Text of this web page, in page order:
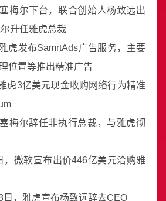
尔下台，联合创始人杨致远出
升任雅虎总裁
发布SamrtAds广告服务，主要
位置等推出精准广告
3亿美元现金收购网络行为精准
尔辞任非执行总裁，与雅虎彻
微软宣布出价446亿美元洽购雅
，雅虎宣布杨致远辞去CEO